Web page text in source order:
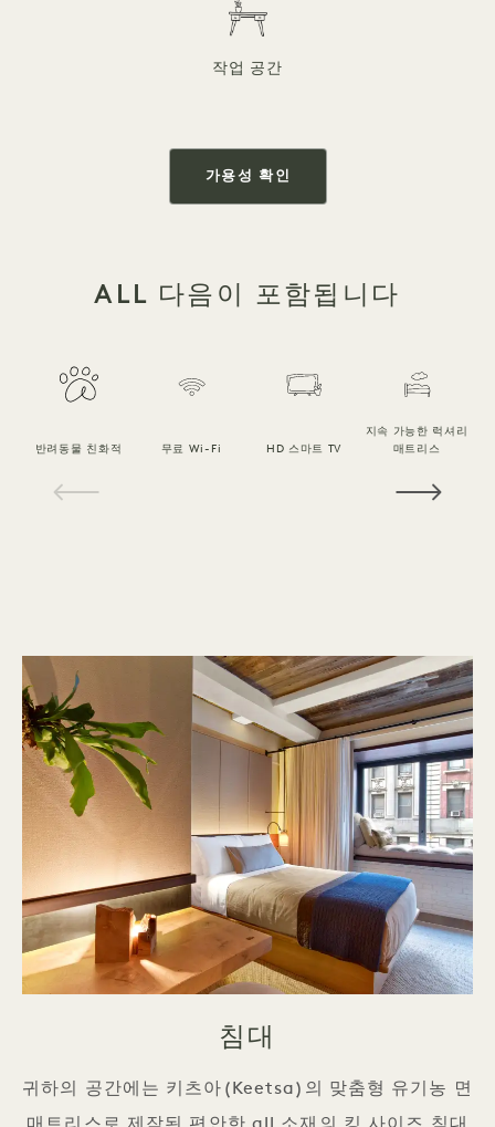
작업 공간
가용성 확인
ALL 다음이 포함됩니다
반려동물 친화적 무료 Wi-Fi HD 스마트 TV
지속 가능한 럭셔리
매트리스
침대
귀하의 공간에는 키츠아(Keetsa)의 맞춤형 유기농 면